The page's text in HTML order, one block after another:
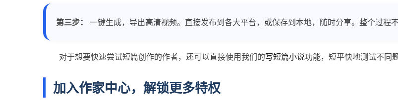
第三步： 一键生成，导出高清视频。直接发布到各大平台，或保存到本地，随时分享。整个过程不
对于想要快速尝试短篇创作的作者，还可以直接使用我们的写短篇小说功能，短平快地测试不同
加入作家中心，解锁更多特权